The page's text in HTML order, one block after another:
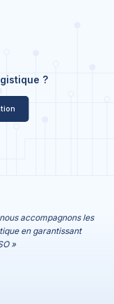
?
accompagnons les
en garantissant
»